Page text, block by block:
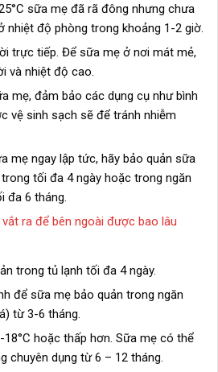
sữa mẹ đã rã đông nhưng chưa
nhiệt độ phòng trong khoảng 1-2 giờ.
trực tiếp. Để sữa mẹ ở nơi mát mẻ,
và nhiệt độ cao.
mẹ, đảm bảo các dụng cụ như bình
vệ sinh sạch sẽ để tránh nhiễm
mẹ ngay lập tức, hãy bảo quản sữa
tối đa 4 ngày hoặc trong ngăn
đa 6 tháng.
ra để bên ngoài được bao lâu
trong tủ lạnh tối đa 4 ngày.
để sữa mẹ bảo quản trong ngăn
từ 3-6 tháng.
hoặc thấp hơn. Sữa mẹ có thể
chuyên dụng từ 6 – 12 tháng.